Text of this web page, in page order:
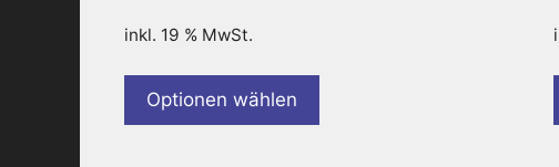
inkl. 19 % MwSt.
Optionen wählen